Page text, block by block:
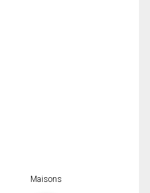
Maisons